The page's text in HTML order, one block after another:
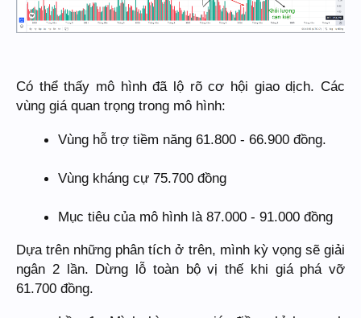
Có thể thấy mô hình đã lộ rõ cơ hội giao dịch. Các
vùng giá quan trọng trong mô hình:
Vùng hỗ trợ tiềm năng 61.800 - 66.900 đồng.
Vùng kháng cự 75.700 đồng
Mục tiêu của mô hình là 87.000 - 91.000 đồng
Dựa trên những phân tích ở trên, mình kỳ vọng sẽ giải
ngân 2 lần. Dừng lỗ toàn bộ vị thế khi giá phá vỡ
61.700 đồng.